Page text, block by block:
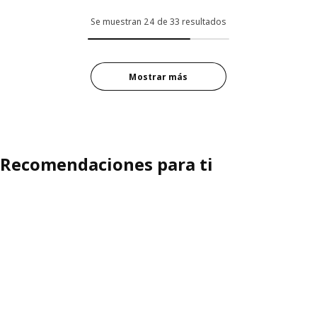
Se muestran 24 de 33 resultados
Mostrar más
Recomendaciones para ti